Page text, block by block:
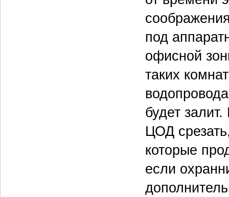
под
офисной
таких
будет
ЦОД
которые
если